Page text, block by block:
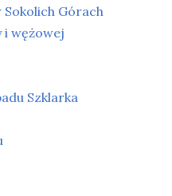
Sokolich Górach
i wężowej
Szklarka